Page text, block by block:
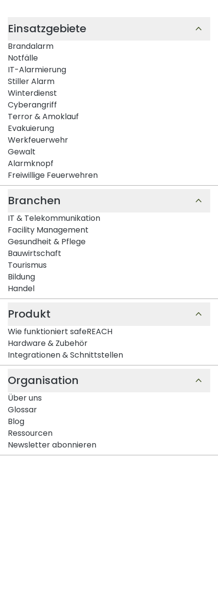
Einsatzgebiete
Brandalarm
Notfälle
IT-Alarmierung
Stiller Alarm
Winterdienst
Cyberangriff
Terror & Amoklauf
Evakuierung
Werkfeuerwehr
Gewalt
Alarmknopf
Freiwillige Feuerwehren
Branchen
IT & Telekommunikation
Facility Management
Gesundheit & Pflege
Bauwirtschaft
Tourismus
Bildung
Handel
Produkt
Wie funktioniert safeREACH
Hardware & Zubehör
Integrationen & Schnittstellen
Organisation
Über uns
Glossar
Blog
Ressourcen
Newsletter abonnieren